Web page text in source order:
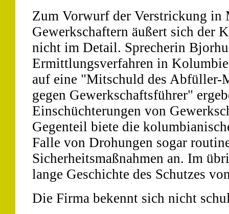
Zum Vorwurf der Verstrickung in
Gewerkschaftern äußert sich der
nicht im Detail. Sprecherin
Ermittlungsverfahren in
auf eine "Mitschuld des Abfüller-
gegen Gewerkschaftsführer"
Einschüchterungen von
Gegenteil biete die
Falle von Drohungen sogar
Sicherheitsmaßnahmen an. Im
lange Geschichte des Schutzes
Die Firma bekennt sich nicht